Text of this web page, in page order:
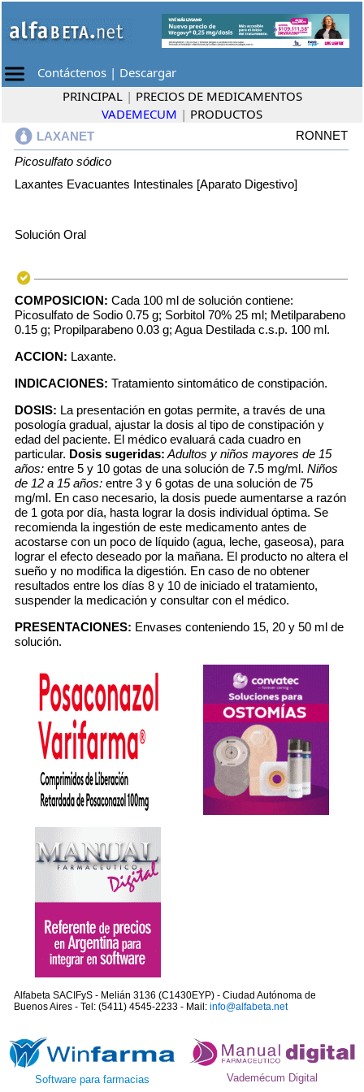
Contáctenos | Descargar
PRINCIPAL | PRECIOS DE MEDICAMENTOS
VADEMECUM | PRODUCTOS
LAXANET
RONNET
Picosulfato sódico
Laxantes Evacuantes Intestinales [Aparato Digestivo]
Solución Oral
COMPOSICION: Cada 100 ml de solución contiene:
Picosulfato de Sodio 0.75 g; Sorbitol 70% 25 ml; Metilparabeno
0.15 g; Propilparabeno 0.03 g; Agua Destilada c.s.p. 100 ml.
ACCION: Laxante.
INDICACIONES: Tratamiento sintomático de constipación.
DOSIS: La presentación en gotas permite, a través de una
posología gradual, ajustar la dosis al tipo de constipación y
edad del paciente. El médico evaluará cada cuadro en
particular. Dosis sugeridas: Adultos y niños mayores de 15
años: entre 5 y 10 gotas de una solución de 7.5 mg/ml. Niños
de 12 a 15 años: entre 3 y 6 gotas de una solución de 75
mg/ml. En caso necesario, la dosis puede aumentarse a razón
de 1 gota por día, hasta lograr la dosis individual óptima. Se
recomienda la ingestión de este medicamento antes de
acostarse con un poco de líquido (agua, leche, gaseosa), para
lograr el efecto deseado por la mañana. El producto no altera el
sueño y no modifica la digestión. En caso de no obtener
resultados entre los días 8 y 10 de iniciado el tratamiento,
suspender la medicación y consultar con el médico.
PRESENTACIONES: Envases conteniendo 15, 20 y 50 ml de
solución.
Alfabeta SACIFyS - Melián 3136 (C1430EYP) - Ciudad Autónoma de
Buenos Aires - Tel: (5411) 4545-2233 - Mail: info@alfabeta.net
Software para farmacias Vademécum Digital